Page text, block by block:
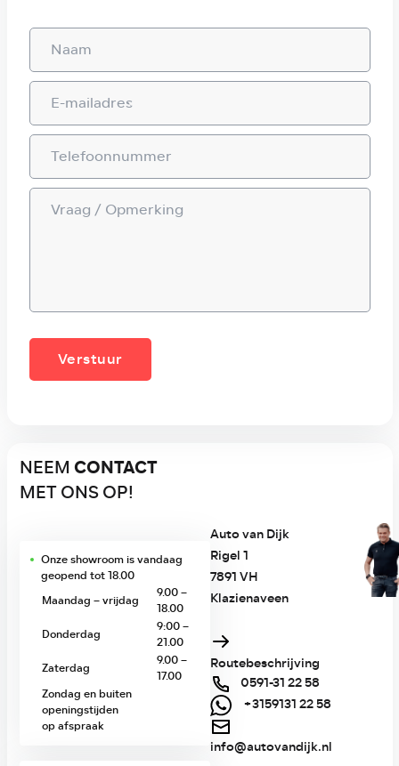
Verstuur
NEEM CONTACT
MET ONS OP!
Onzeshowroomis vandaag
geopend tot 18.00
Maandag – vrijdag
9.00 –
18.00
Donderdag
9:00 –
21.00
Zaterdag
9.00 –
17.00
Zondag en buiten
openingstijden
op afspraak
Auto van Dijk
Rigel 1
7891 VH
Klazienaveen
Routebeschrijving
0591-31 22 58
+3159131 22 58
info@autovandijk.nl